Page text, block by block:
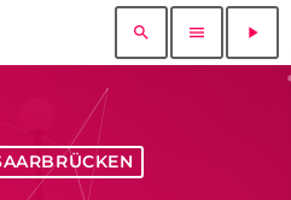
search menu play_arrow